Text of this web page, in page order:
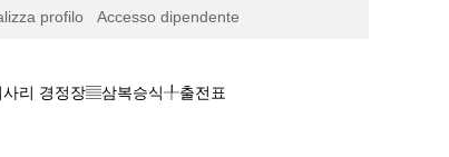
profilo Accesso dipendente
리 경정장▤삼복승식╀출전표